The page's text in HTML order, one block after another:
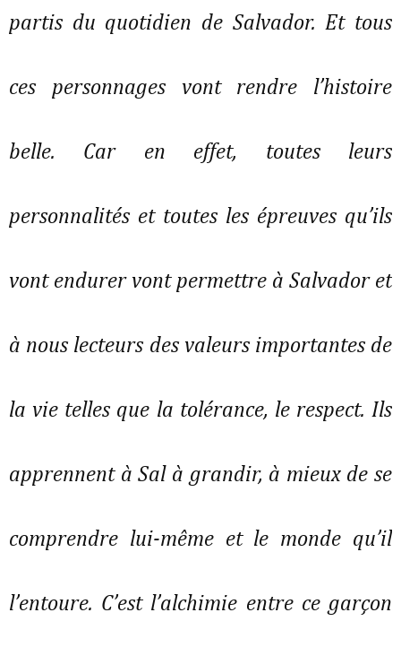
partis du quotidien de Salvador. Et tous
ces personnages vont rendre l’histoire
belle. Car en effet, toutes leurs
personnalités et toutes les épreuves qu’ils
vont endurer vont permettre à Salvador et
à nous lecteurs des valeurs importantes de
la vie telles que la tolérance, le respect. Ils
apprennent à Sal à grandir, à mieux de se
comprendre lui-même et le monde qu’il
l’entoure. C’est l’alchimie entre ce garçon